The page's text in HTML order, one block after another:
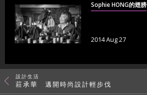
Sophie HONG的翅膀
2014 Aug 27
設計生活
莊承華 邁開時尚設計輕步伐